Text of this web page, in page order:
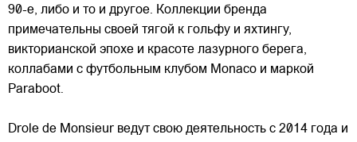
90-е, либо и то и другое. Коллекции бренда
примечательны своей тягой к гольфу и яхтингу,
викторианской эпохе и красоте лазурного берега,
коллабами с футбольным клубом Monaco и маркой
Paraboot.
Drole de Monsieur ведут свою деятельность с 2014 года и